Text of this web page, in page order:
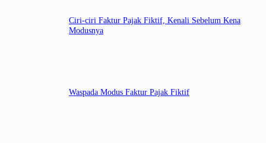
Ciri-ciri Faktur Pajak Fiktif, Kenali Sebelum Kena
Modusnya
Waspada Modus Faktur Pajak Fiktif